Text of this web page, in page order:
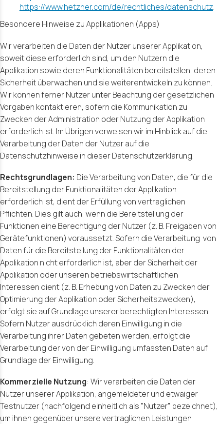
https://www.hetzner.com/de/rechtliches/datenschutz.
Besondere Hinweise zu Applikationen (Apps)
Wir verarbeiten die Daten der Nutzer unserer Applikation,
soweit diese erforderlich sind, um den Nutzern die
Applikation sowie deren Funktionalitäten bereitstellen, deren
Sicherheit überwachen und sie weiterentwickeln zu können.
Wir können ferner Nutzer unter Beachtung der gesetzlichen
Vorgaben kontaktieren, sofern die Kommunikation zu
Zwecken der Administration oder Nutzung der Applikation
erforderlich ist. Im Übrigen verweisen wir im Hinblick auf die
Verarbeitung der Daten der Nutzer auf die
Datenschutzhinweise in dieser Datenschutzerklärung.
Rechtsgrundlagen: Die Verarbeitung von Daten, die für die
Bereitstellung der Funktionalitäten der Applikation
erforderlich ist, dient der Erfüllung von vertraglichen
Pflichten. Dies gilt auch, wenn die Bereitstellung der
Funktionen eine Berechtigung der Nutzer (z. B. Freigaben von
Gerätefunktionen) voraussetzt. Sofern die Verarbeitung von
Daten für die Bereitstellung der Funktionalitäten der
Applikation nicht erforderlich ist, aber der Sicherheit der
Applikation oder unseren betriebswirtschaftlichen
Interessen dient (z. B. Erhebung von Daten zu Zwecken der
Optimierung der Applikation oder Sicherheitszwecken),
erfolgt sie auf Grundlage unserer berechtigten Interessen.
Sofern Nutzer ausdrücklich deren Einwilligung in die
Verarbeitung ihrer Daten gebeten werden, erfolgt die
Verarbeitung der von der Einwilligung umfassten Daten auf
Grundlage der Einwilligung.
Kommerzielle Nutzung: Wir verarbeiten die Daten der
Nutzer unserer Applikation, angemeldeter und etwaiger
Testnutzer (nachfolgend einheitlich als "Nutzer" bezeichnet),
um ihnen gegenüber unsere vertraglichen Leistungen